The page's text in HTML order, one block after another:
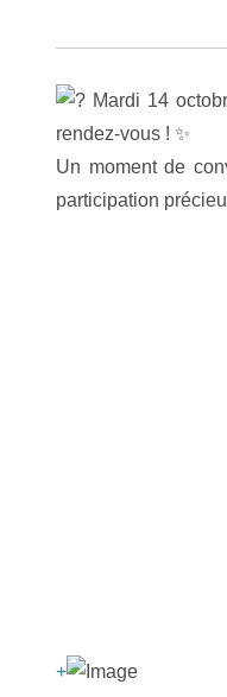
Mardi 14
rendez-vous ! ✨
Un moment de
participation
+